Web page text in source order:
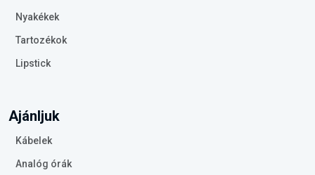
Nyakékek
Tartozékok
Lipstick
Ajánljuk
Kábelek
Analóg órák